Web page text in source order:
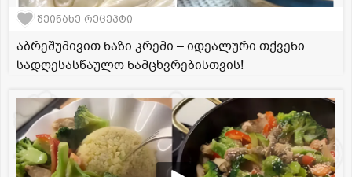
შეინახე რეცეპტი
აბრეშუმივით ნაზი კრემი – იდეალური თქვენი
სადღესასწაულო ნამცხვრებისთვის!